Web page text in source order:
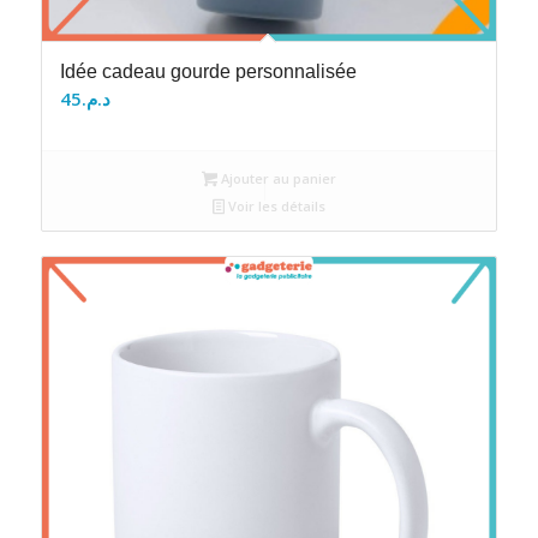
Idée cadeau gourde personnalisée
د.م.45
Ajouter au panier
Voir les détails